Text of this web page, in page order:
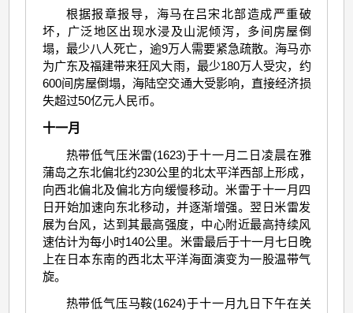
根据报章报导，海马在吕宋北部造成严重破
坏，广泛地区出现水浸及山泥倾泻，多间房屋倒
塌，最少八人死亡，逾9万人需要紧急疏散。海马亦
为广东及福建带来狂风大雨，最少180万人受灾，约
600间房屋倒塌，海陆空交通大受影响，直接经济损
失超过50亿元人民币。
十一月
热带低气压米雷(1623)于十一月二日凌晨在雅
蒲岛之东北偏北约230公里的北太平洋西部上形成，
向西北偏北及偏北方向缓慢移动。米雷于十一月四
日开始加速向东北移动，并逐渐增强。翌日米雷发
展为台风，达到其最高强度，中心附近最高持续风
速估计为每小时140公里。米雷最后于十一月七日晚
上在日本东南的西北太平洋海面演变为一股温带气
旋。
热带低气压马鞍(1624)于十一月九日下午在关